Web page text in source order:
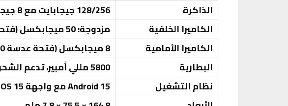
الذاكرة
128/256 جيجابايت مع 8 جيجابايت RAM
الكاميرا الخلفية
مزدوجة: 50 ميجابكسل (فتحة عدسة F/1.8) + 2 ميجابكسل (فتحة عدسة F/2.4)
الكاميرا الأمامية
8 ميجابكسل (فتحة عدسة F/2.0)
البطارية
5800 مللي أمبير، تدعم الشحن السريع بقوة 45 واط
نظام التشغيل
Android 15 مع واجهة ColorOS 15